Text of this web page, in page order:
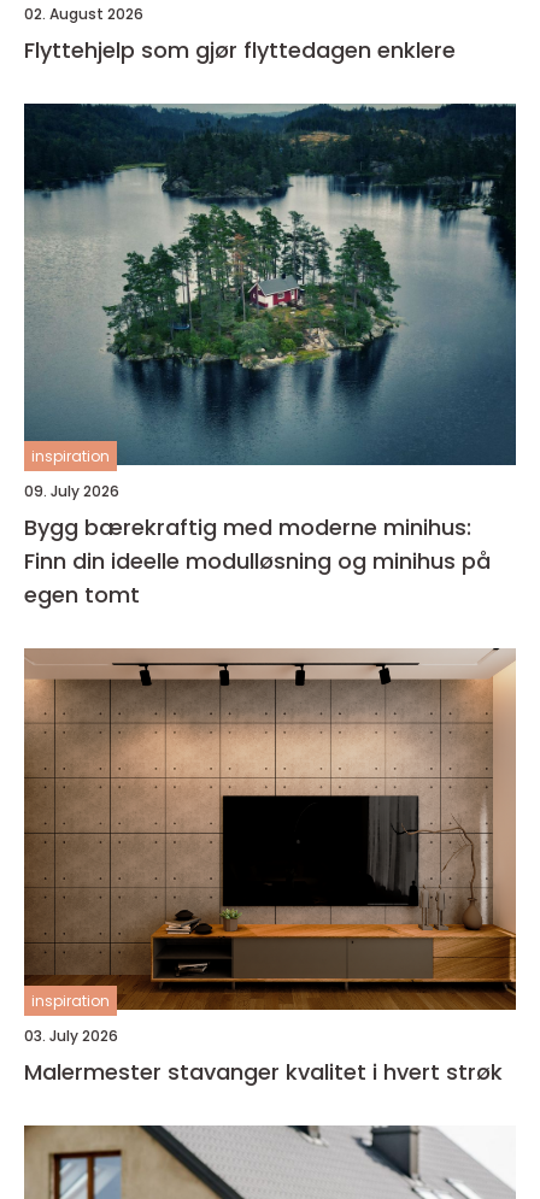
02. August 2026
Flyttehjelp som gjør flyttedagen enklere
inspiration
09. July 2026
Bygg bærekraftig med moderne minihus:
Finn din ideelle modulløsning og minihus på
egen tomt
inspiration
03. July 2026
Malermester stavanger kvalitet i hvert strøk